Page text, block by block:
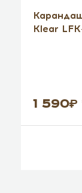
Klear
1 590